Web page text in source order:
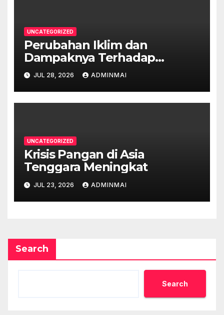
UNCATEGORIZED
Perubahan Iklim dan
Dampaknya Terhadap
Ekonomi Australia
JUL 28, 2026 ADMINMAI
UNCATEGORIZED
Krisis Pangan di Asia
Tenggara Meningkat
JUL 23, 2026 ADMINMAI
Search
Search